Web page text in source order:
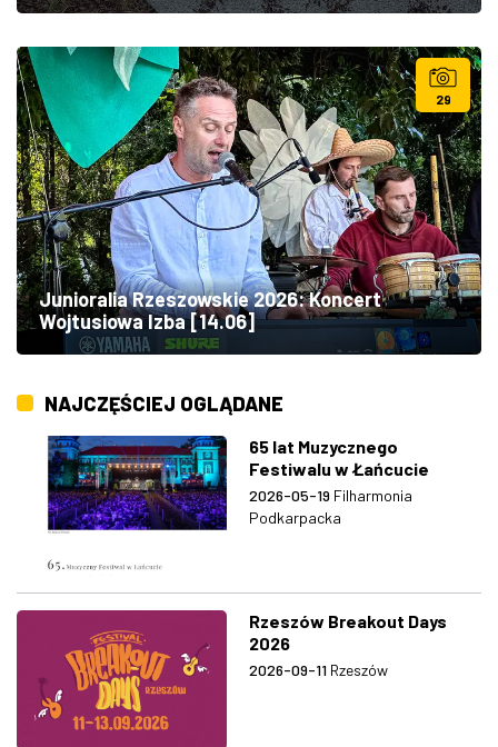
29
Junioralia Rzeszowskie 2026: Koncert
Wojtusiowa Izba [14.06]
NAJCZĘŚCIEJ OGLĄDANE
65 lat Muzycznego
Festiwalu w Łańcucie
2026-05-19 Filharmonia
Podkarpacka
Rzeszów Breakout Days
2026
2026-09-11 Rzeszów